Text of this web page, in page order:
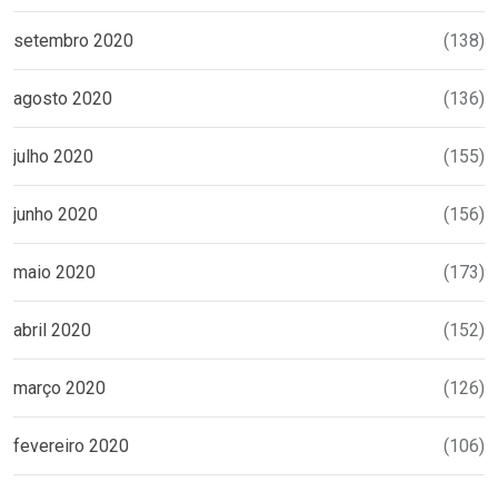
setembro 2020 (138)
agosto 2020 (136)
julho 2020 (155)
junho 2020 (156)
maio 2020 (173)
abril 2020 (152)
março 2020 (126)
fevereiro 2020 (106)